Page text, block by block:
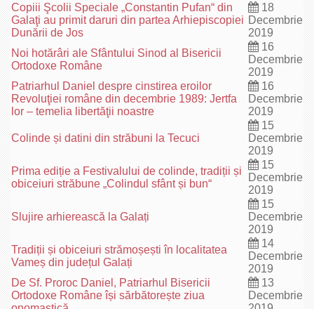
Copiii Şcolii Speciale „Constantin Pufan“ din
Galaţi au primit daruri din partea Arhiepiscopiei
Dunării de Jos
18
Decembrie
2019
Noi hotărâri ale Sfântului Sinod al Bisericii
Ortodoxe Române
16
Decembrie
2019
Patriarhul Daniel despre cinstirea eroilor
Revoluţiei române din decembrie 1989: Jertfa
lor – temelia libertăţii noastre
16
Decembrie
2019
Colinde și datini din străbuni la Tecuci
15
Decembrie
2019
Prima ediție a Festivalului de colinde, tradiții și
obiceiuri străbune „Colindul sfânt și bun“
15
Decembrie
2019
Slujire arhierească la Galați
15
Decembrie
2019
Tradiții și obiceiuri strămoșești în localitatea
Vameș din județul Galați
14
Decembrie
2019
De Sf. Proroc Daniel, Patriarhul Bisericii
Ortodoxe Române își sărbătorește ziua
13
Decembrie